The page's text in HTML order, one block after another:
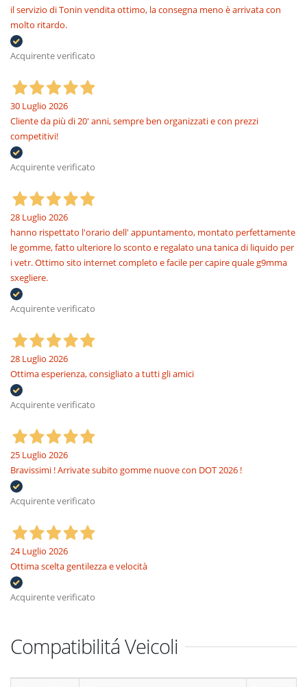
il servizio di Tonin vendita ottimo, la consegna meno è arrivata con
molto ritardo.
Acquirente verificato
30 Luglio 2026
Cliente da più di 20' anni, sempre ben organizzati e con prezzi
competitivi!
Acquirente verificato
28 Luglio 2026
hanno rispettato l'orario dell' appuntamento, montato perfettamente
le gomme, fatto ulteriore lo sconto e regalato una tanica di liquido per
i vetr. Ottimo sito internet completo e facile per capire quale g9mma
sxegliere.
Acquirente verificato
28 Luglio 2026
Ottima esperienza, consigliato a tutti gli amici
Acquirente verificato
25 Luglio 2026
Bravissimi ! Arrivate subito gomme nuove con DOT 2026 !
Acquirente verificato
24 Luglio 2026
Ottima scelta gentilezza e velocità
Acquirente verificato
Compatibilitá Veicoli